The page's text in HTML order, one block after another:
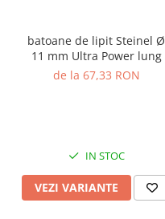
batoane de lipit Steinel Ø
11 mm Ultra Power lung
de la 67,33 RON
IN STOC
VEZI VARIANTE